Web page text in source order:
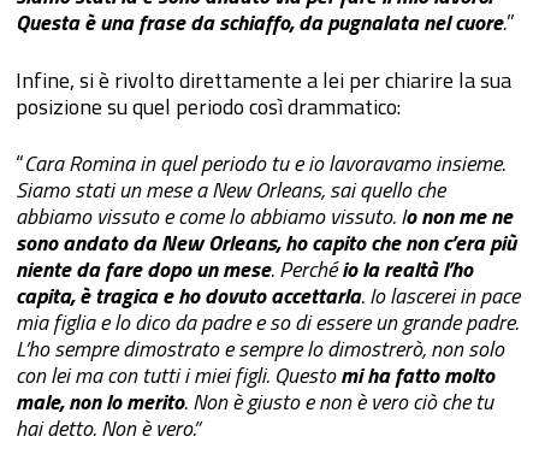
Questa è una frase da schiaffo, da pugnalata nel cuore.”
Infine, si è rivolto direttamente a lei per chiarire la sua
posizione su quel periodo così drammatico:
“Cara Romina in quel periodo tu e io lavoravamo insieme.
Siamo stati un mese a New Orleans, sai quello che
abbiamo vissuto e come lo abbiamo vissuto. Io non me ne
sono andato da New Orleans, ho capito che non c’era più
niente da fare dopo un mese. Perchéio la realtà l’ho
capita, è tragica e ho dovuto accettarla. Io lascerei in pace
mia figlia e lo dico da padre e so di essere un grande padre.
L’ho sempre dimostrato e sempre lo dimostrerò, non solo
con lei ma con tutti i miei figli. Questomi ha fatto molto
male, non lo merito. Non è giusto e non è vero ciò che tu
hai detto. Non è vero.”